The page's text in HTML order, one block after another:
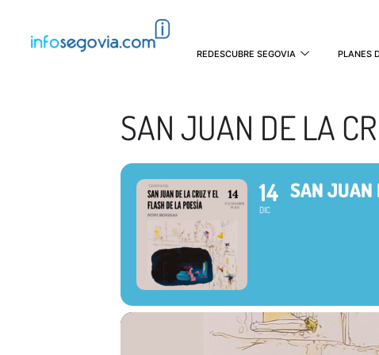
REDESCUBRE SEGOVIA PLANES
SAN JUAN DE LA
14
DIC
SAN JUAN